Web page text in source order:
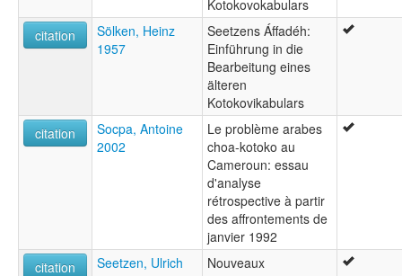
Kotokovokabulars
citation
Sölken, Heinz
1957
Seetzens Áffadéh:
Einführung in die
Bearbeitung eines
älteren
Kotokovikabulars
citation
Socpa, Antoine
2002
Le problème arabes
choa-kotoko au
Cameroun: essau
d'analyse
rétrospective à partir
des affrontements de
janvier 1992
citation
Seetzen, Ulrich
Nouveaux